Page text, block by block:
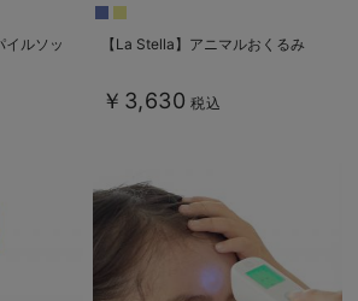
イルソッ
【La Stella】アニマルおくるみ
￥3,630 税込